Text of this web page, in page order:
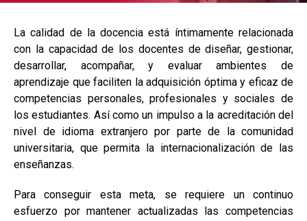
La calidad de la docencia está íntimamente relacionada
con la capacidad de los docentes de diseñar, gestionar,
desarrollar, acompañar, y evaluar ambientes de
aprendizaje que faciliten la adquisición óptima y eficaz de
competencias personales, profesionales y sociales de
los estudiantes. Así como un impulso a la acreditación del
nivel de idioma extranjero por parte de la comunidad
universitaria, que permita la internacionalización de las
enseñanzas.
Para conseguir esta meta, se requiere un continuo
esfuerzo por mantener actualizadas las competencias